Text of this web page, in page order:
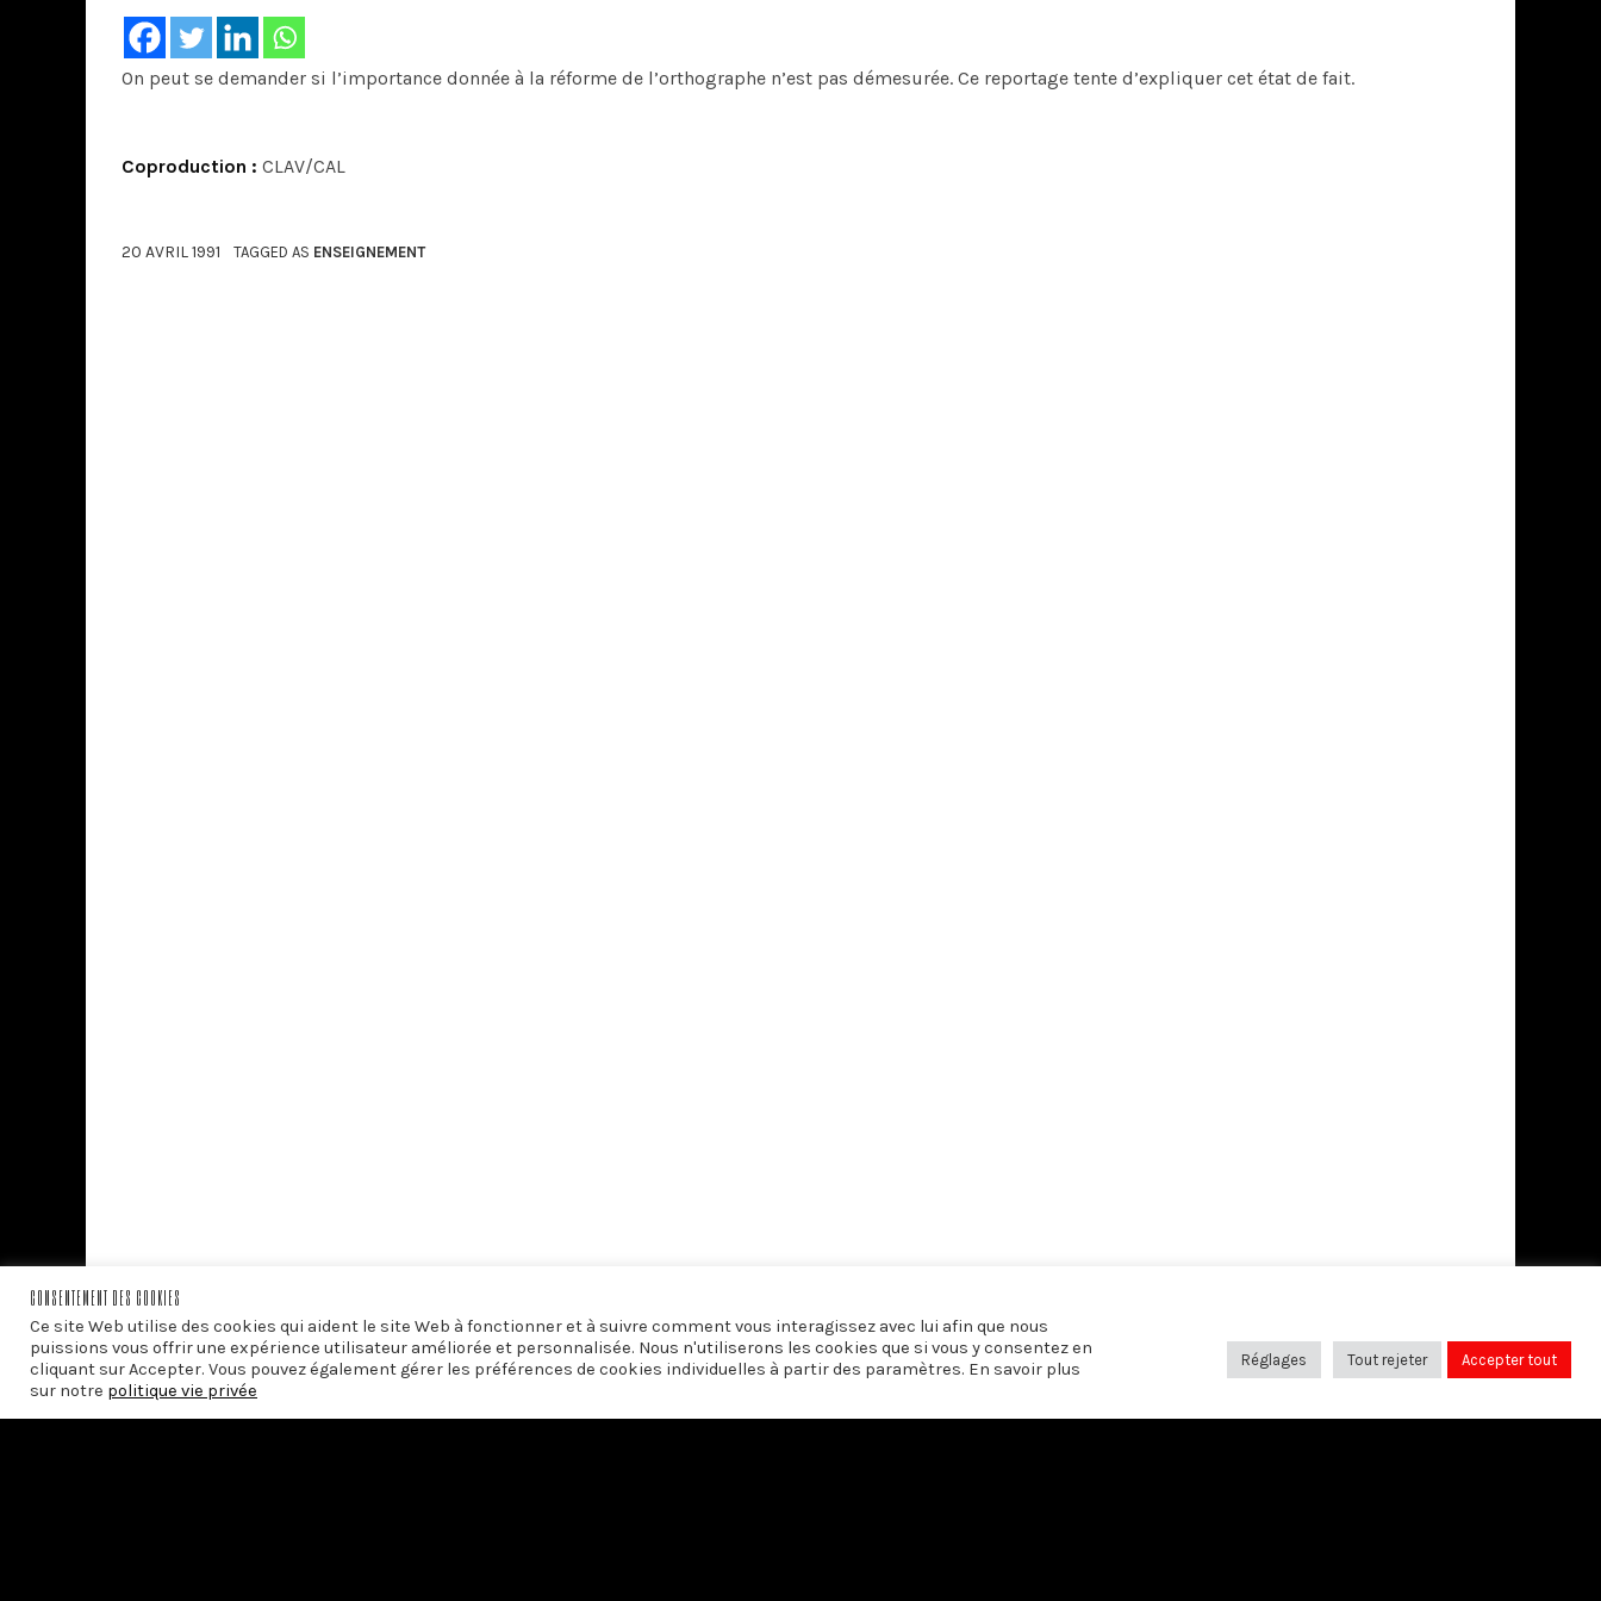
On peut se demander si l’importance donnée à la réforme de l’orthographe n’est pas démesurée. Ce reportage tente d’expliquer cet état de fait.
Coproduction : CLAV/CAL
20 AVRIL 1991 TAGGED AS ENSEIGNEMENT
PRÉCÉDENT
Calinou Le couteau et la pomme
CONSENTEMENT DES COOKIES
Ce site Web utilise des cookies qui aident le site Web à fonctionner et à suivre comment vous interagissez avec lui afin que nous
puissions vous offrir une expérience utilisateur améliorée et personnalisée. Nous n'utiliserons les cookies que si vous y consentez en
cliquant sur Accepter. Vous pouvez également gérer les préférences de cookies individuelles à partir des paramètres. En savoir plus
sur notre politique vie privée
Réglages Tout rejeter Accepter tout